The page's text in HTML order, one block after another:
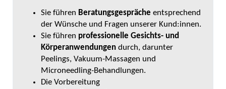
Sie führen Beratungsgespräche entsprechend
der Wünsche und Fragen unserer Kund:innen.
Sie führen professionelle Gesichts- und
Körperanwendungen durch, darunter
Peelings, Vakuum-Massagen und
Microneedling-Behandlungen.
Die Vorbereitung